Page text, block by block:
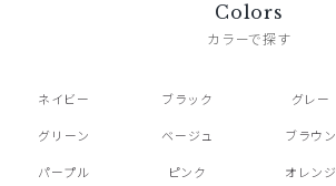
Colors
カラーで探す
ネイビー ブラック グレー
グリーン ベージュ ブラウン
パープル ピンク オレンジ